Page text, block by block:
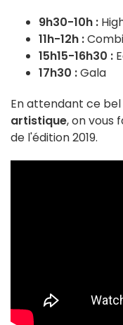
9h30-10h :
11h-12h :
15h15-16h30 :
17h30 :Gala
En attendant ce
artistique, on vous
de l'édition 2019.